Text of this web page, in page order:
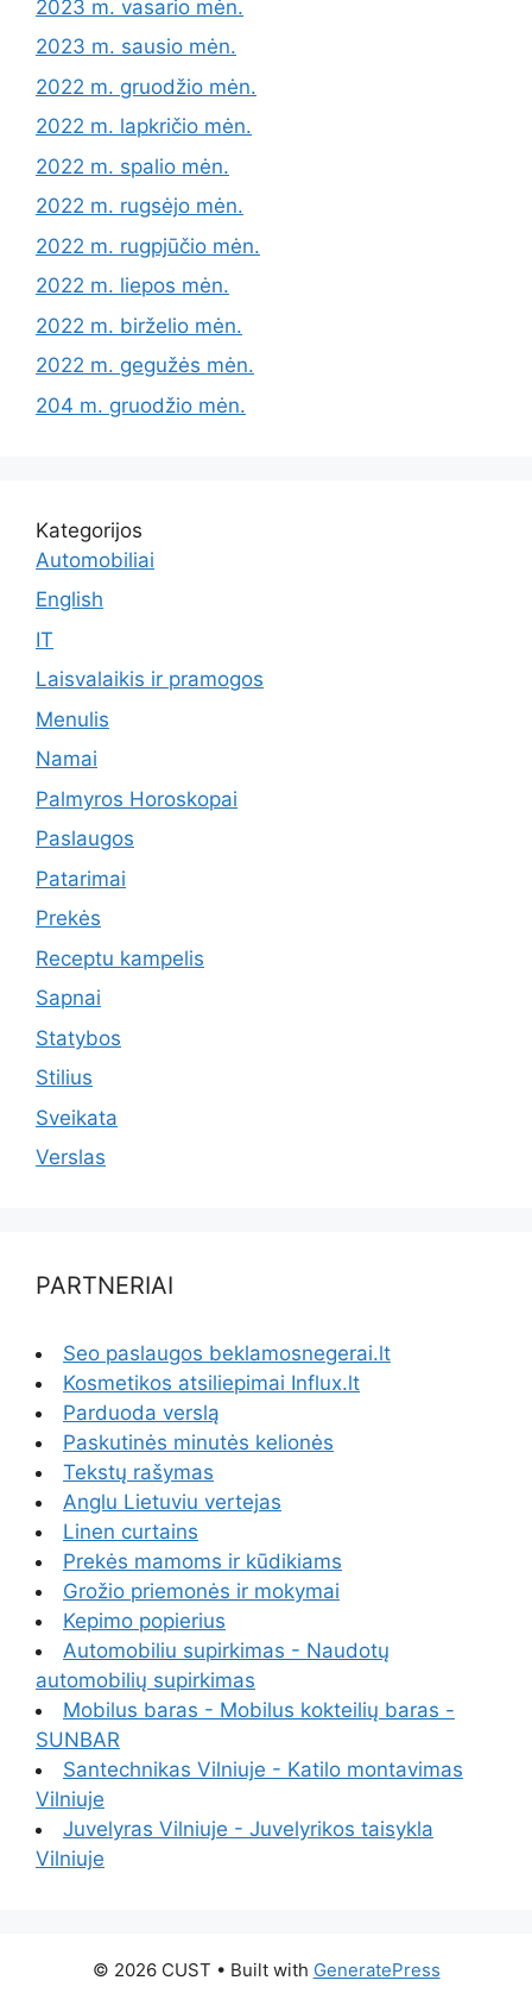
2023 m. vasario mėn.
2023 m. sausio mėn.
2022 m. gruodžio mėn.
2022 m. lapkričio mėn.
2022 m. spalio mėn.
2022 m. rugsėjo mėn.
2022 m. rugpjūčio mėn.
2022 m. liepos mėn.
2022 m. birželio mėn.
2022 m. gegužės mėn.
204 m. gruodžio mėn.
Kategorijos
Automobiliai
English
IT
Laisvalaikis ir pramogos
Menulis
Namai
Palmyros Horoskopai
Paslaugos
Patarimai
Prekės
Receptu kampelis
Sapnai
Statybos
Stilius
Sveikata
Verslas
PARTNERIAI
Seo paslaugos beklamosnegerai.lt
Kosmetikos atsiliepimai Influx.lt
Parduoda verslą
Paskutinės minutės kelionės
Tekstų rašymas
Anglu Lietuviu vertejas
Linen curtains
Prekės mamoms ir kūdikiams
Grožio priemonės ir mokymai
Kepimo popierius
Automobiliu supirkimas - Naudotų
automobilių supirkimas
Mobilus baras - Mobilus kokteilių baras -
SUNBAR
Santechnikas Vilniuje - Katilo montavimas
Vilniuje
Juvelyras Vilniuje - Juvelyrikos taisykla
Vilniuje
© 2026 CUST • Built with GeneratePress